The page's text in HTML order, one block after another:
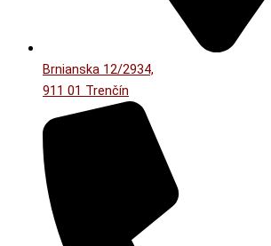
Brnianska 12/2934,
911 01 Trenčín